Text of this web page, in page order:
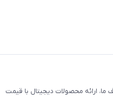
ارائه محصولات دیجیتال با قیمت